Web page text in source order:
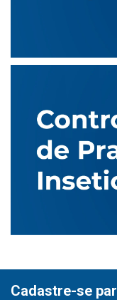
Cadastre-se